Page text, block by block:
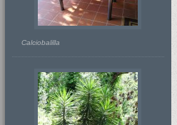
Calciobalilla